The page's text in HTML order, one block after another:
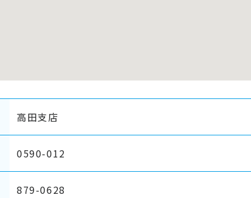
高田支店
0590-012
879-0628